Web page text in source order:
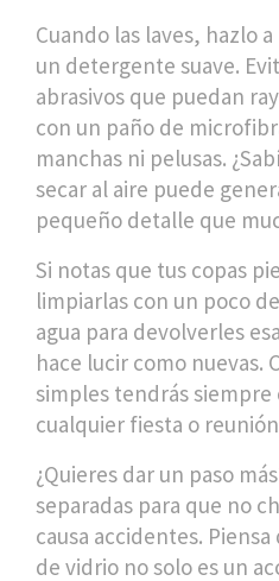
Cuando las laves, hazlo
un detergente suave.
abrasivos que puedan
con un paño de
manchas ni pelusas.
secar al aire puede
pequeño detalle que
Si notas que tus copas
limpiarlas con un poco
agua para devolverles
hace lucir como nuevas.
simples tendrás siempre
cualquier fiesta o
¿Quieres dar un paso
separadas para que no
causa accidentes.
de vidrio no solo es un